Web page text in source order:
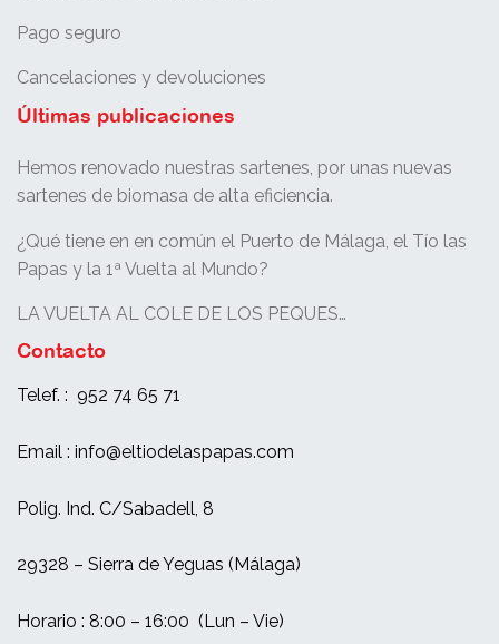
Pago seguro
Cancelaciones y devoluciones
Últimas publicaciones
Hemos renovado nuestras sartenes, por unas nuevas
sartenes de biomasa de alta eficiencia.
¿Qué tiene en en común el Puerto de Málaga, el Tío las
Papas y la 1ª Vuelta al Mundo?
LA VUELTA AL COLE DE LOS PEQUES…
Contacto
Telef. : 952 74 65 71
Email : info@eltiodelaspapas.com
Polig. Ind. C/Sabadell, 8
29328 – Sierra de Yeguas (Málaga)
Horario : 8:00 – 16:00 (Lun – Vie)